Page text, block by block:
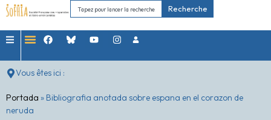
Recherche
Vous êtes ici :
Portada » Bibliografia anotada sobre espana en el corazon de
neruda